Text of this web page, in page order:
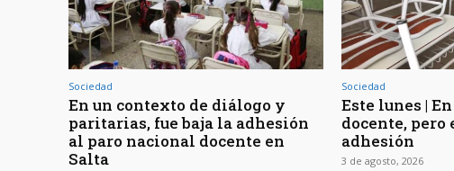
Sociedad
En un contexto de diálogo y
paritarias, fue baja la adhesión
al paro nacional docente en
Salta
Sociedad
Este lunes |
docente, pero
adhesión
3 de agosto, 2026